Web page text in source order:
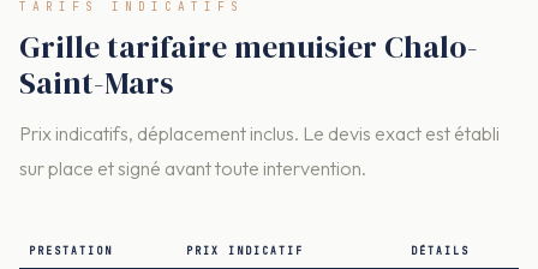
TARIFS INDICATIFS
Grille tarifaire menuisier Chalo-
Saint-Mars
Prix indicatifs, déplacement inclus. Le devis exact est établi
sur place et signé avant toute intervention.
PRESTATION PRIX INDICATIF DÉTAILS